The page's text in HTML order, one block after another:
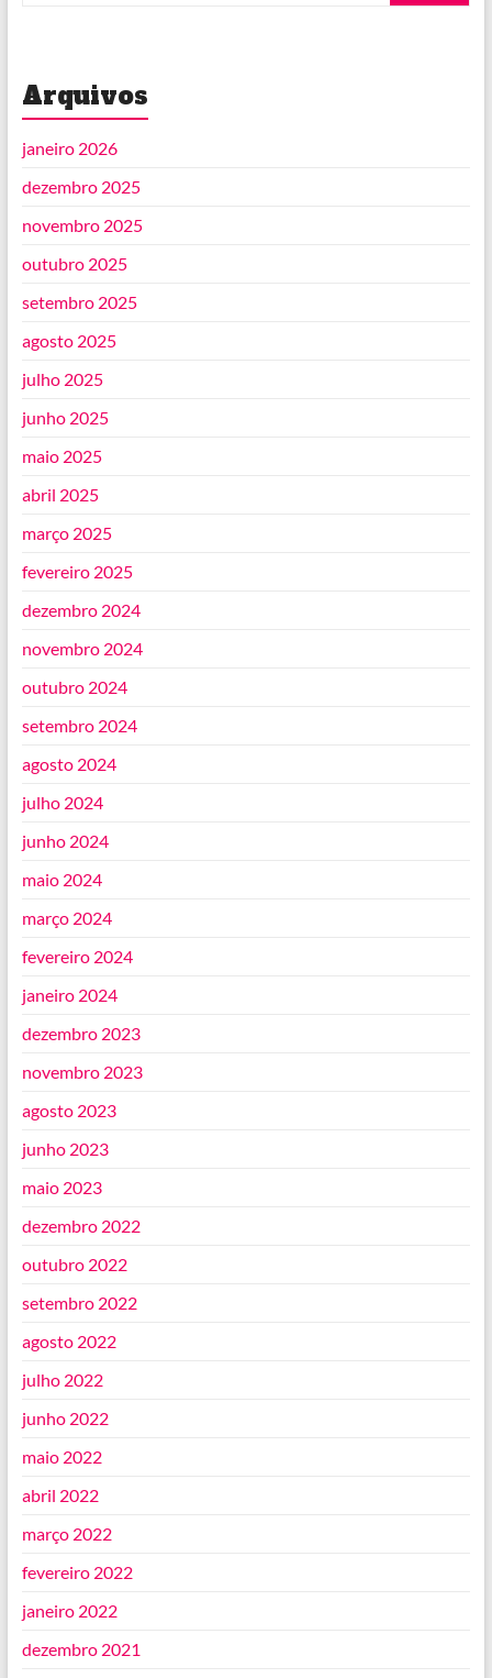
Arquivos
janeiro 2026
dezembro 2025
novembro 2025
outubro 2025
setembro 2025
agosto 2025
julho 2025
junho 2025
maio 2025
abril 2025
março 2025
fevereiro 2025
dezembro 2024
novembro 2024
outubro 2024
setembro 2024
agosto 2024
julho 2024
junho 2024
maio 2024
março 2024
fevereiro 2024
janeiro 2024
dezembro 2023
novembro 2023
agosto 2023
junho 2023
maio 2023
dezembro 2022
outubro 2022
setembro 2022
agosto 2022
julho 2022
junho 2022
maio 2022
abril 2022
março 2022
fevereiro 2022
janeiro 2022
dezembro 2021